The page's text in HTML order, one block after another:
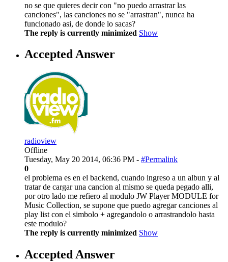
no se que quieres decir con "no puedo arrastrar las
canciones", las canciones no se "arrastran", nunca ha
funcionado asi, de donde lo sacas?
The reply is currently minimized Show
Accepted Answer
radioview
Offline
Tuesday, May 20 2014, 06:36 PM - #Permalink
0
el problema es en el backend, cuando ingreso a un albun y al
tratar de cargar una cancion al mismo se queda pegado alli,
por otro lado me refiero al modulo JW Player MODULE for
Music Collection, se supone que puedo agregar canciones al
play list con el simbolo + agregandolo o arrastrandolo hasta
este modulo?
The reply is currently minimized Show
Accepted Answer